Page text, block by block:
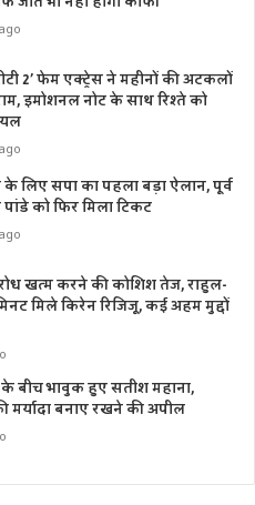
2’ फेम एक्ट्रेस ने महीनों की अटकलों
इमोशनल नोट के साथ रिश्ते को
लिए सपा का पहला बड़ा ऐलान, पूर्व
को फिर मिला टिकट
खत्म करने की कोशिश तेज, राहुल-
मिले किरेन रिजिजू, कई अहम मुद्दों
बीच भावुक हुए सतीश महाना,
मर्यादा बनाए रखने की अपील